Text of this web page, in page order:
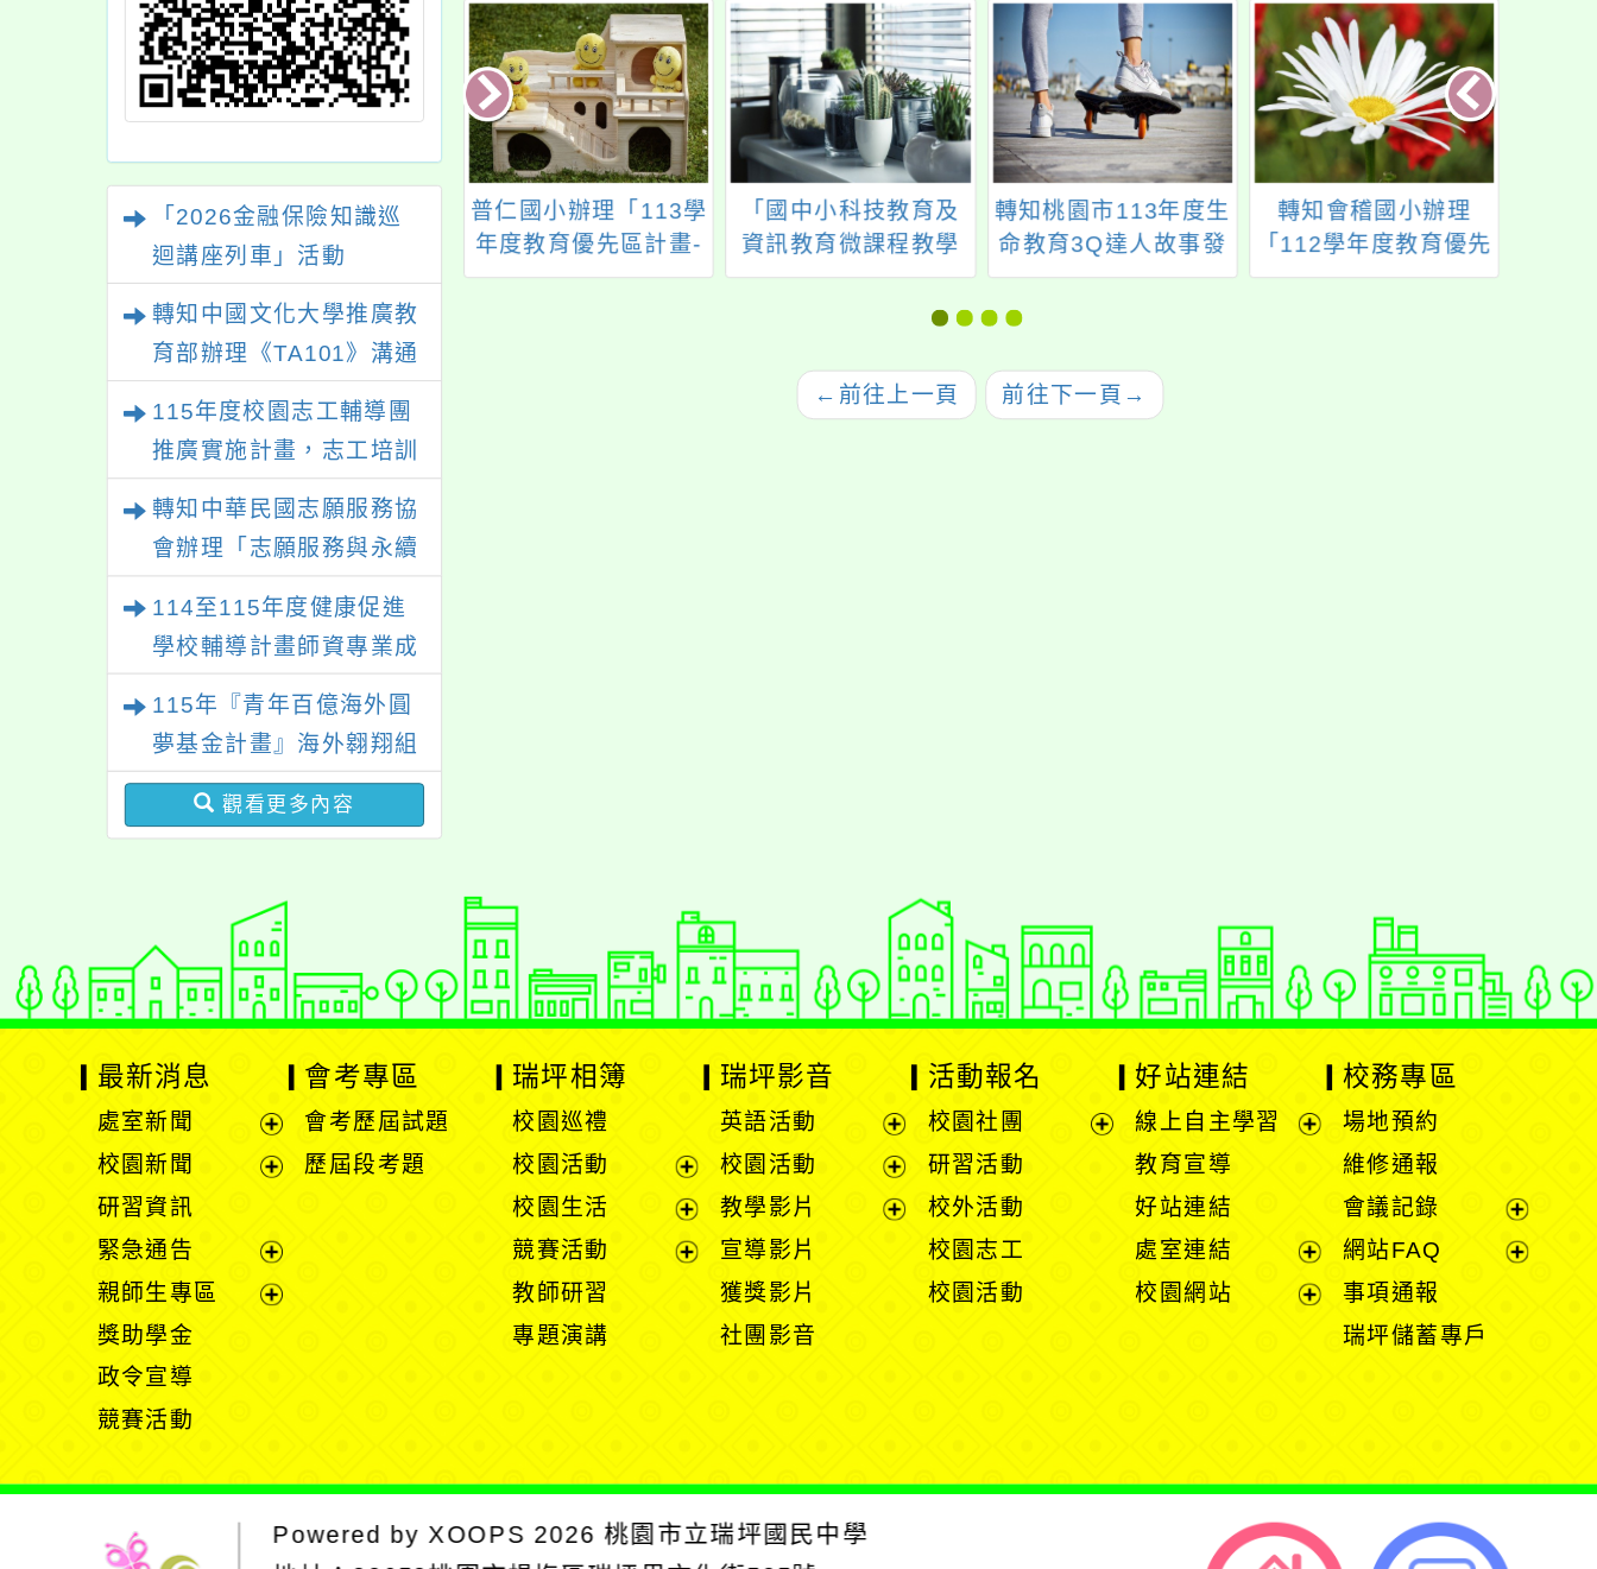
「2026金融保險知識巡
迴講座列車」活動
轉知中國文化大學推廣教
育部辦理《TA101》溝通
分析基礎認證課程，歡迎
學生輔導中心人員，以及
心理、諮商輔導、社會工
作等相關系所師生報名參
加。
115年度校園志工輔導團
推廣實施計畫，志工培訓
－「生命繪本動起來」及
「玩具醫生」研習
轉知中華民國志願服務協
會辦理「志願服務與永續
114至115年度健康促進
學校輔導計畫師資專業成
115年『青年百億海外圓
夢基金計畫』海外翱翔組
G-4-6『健康學一下』澳
洲塔斯馬尼亞大學參訪活
觀看更多內容
立圖書館辦理
城市講堂－
座》烏蘇拉·海
Heise)教
物種正義與敘
」講座活動
部辦理「2024自主學
習節」活動
普仁國小辦理「113學
年度教育優先區計畫-
媒體識讀UP!網路安全
「國中小科技教育及
資訊教育微課程教學
模組」
轉知桃園市113年度生
命教育3Q達人故事發
表會暨頒獎典禮。
轉知會稽國小辦理
「112學年度教育優先
區親職教育講座~培養
← 前往上一頁 前往下一頁 →
最新消息
處室新聞
展
開
單
校園新聞
選
單
研習資訊
緊急通告
展
開
親師生專區
獎助學金
政令宣導
競賽活動
會考專區
會考歷屆試題
歷屆段考題
瑞坪相簿
校園巡禮
校園活動
展
開
選
校園生活
展
開
競賽活動
教師研習
專題演講
瑞坪影音
英語活動
展
開
選
校園活動
展
開
教學影片
宣導影片
獲獎影片
社團影音
活動報名
校園社團
研習活動
校外活動
校園志工
校園活動
好站連結
線上自主學習
單
教育宣導
好站連結
處室連結
展
校園網站
校務專區
場地預約
維修通報
會議記錄
展
開
網站FAQ
事項通報
瑞坪儲蓄專戶
Powered by XOOPS 2026桃園市立瑞坪國民中學